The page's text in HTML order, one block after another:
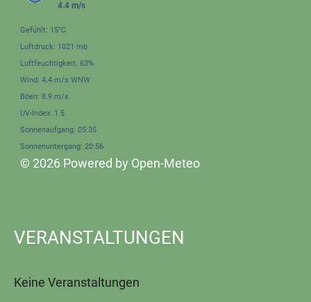
4.4 m/s
Gefühlt: 15°C
Luftdruck: 1021 mb
Luftfeuchtigkeit: 63%
Wind: 4.4 m/s WNW
Böen: 8.9 m/s
UV-Index: 1.5
Sonnenaufgang: 05:35
Sonnenuntergang: 20:56
© 2026 Powered by Open-Meteo
VERANSTALTUNGEN
Keine Veranstaltungen